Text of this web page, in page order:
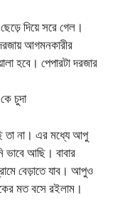
দিয়ে সরে গেল।
আগমনকারীর
হবে। পেপারটা দরজার
চুদা
তা না। এর মধ্যে আপু
আছি। বাবার
বেড়াতে যাব। আপুও
মত বসে রইলাম।